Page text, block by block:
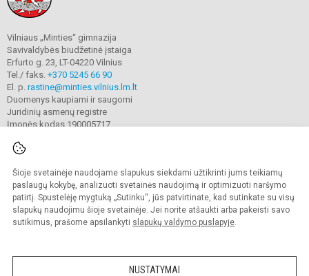
Šioje svetainėje naudojame slapukus siekdami užtikrinti jums teikiamų
paslaugų kokybę, analizuoti svetainės naudojimą ir optimizuoti naršymo
patirtį. Spustelėję mygtuką „Sutinku“, jūs patvirtinate, kad sutinkate su visų
slapukų naudojimu šioje svetainėje. Jei norite atšaukti arba pakeisti savo
sutikimus, prašome apsilankyti slapukų valdymo puslapyje.
NUSTATYMAI
Vilniaus „Minties“ gimnazija
Savivaldybės biudžetinė įstaiga
Erfurto g. 23, LT-04220 Vilnius
Tel./ faks. +370 5245 66 90
El. p. rastine@minties.vilnius.lm.lt
Duomenys kaupiami ir saugomi
Juridinių asmenų registre
Įmonės kodas 190005717
© 2022. Vilniaus „Minties" gimnazija. Visos teisės saugomos.
Kopijuoti turinį be raštiško gimnazijos sutikimo griežtai draudžiama.
Prieinamumo paraiška Slapukų valdymas
Sumanus būdas atnaujinti